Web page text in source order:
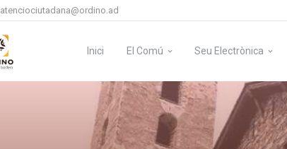
atenciociutadana@ordino.ad
Inici El Comú Seu Electrònica